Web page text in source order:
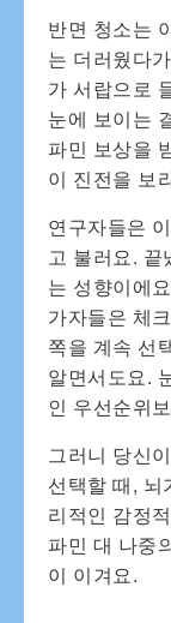
반면 청소는
는 더러웠다
가 서랍으로
눈에 보이는
파민 보상을
이 진전을 보
연구자들은
고 불러요. 끝
는 성향이에
가자들은 체
쪽을 계속 선
알면서도요.
인 우선순위
그러니 당신
선택할 때, 뇌
리적인 감정
파민 대 나중
이 이겨요.